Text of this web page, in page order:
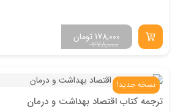
278,000
تومان178,000
نسخه جدید!
ترجمه کتاب اقتصاد بهداشت و درمان